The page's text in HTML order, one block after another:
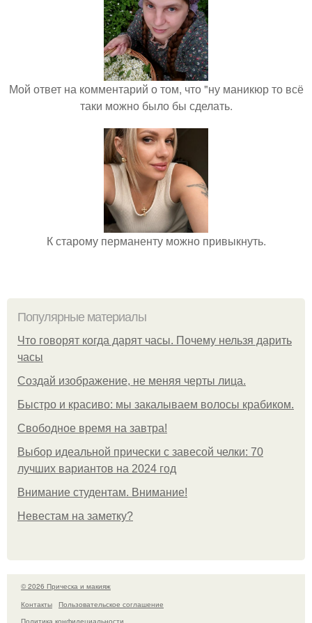
Мой ответ на комментарий о том, что "ну маникюр то всё
таки можно было бы сделать.
К старому перманенту можно привыкнуть.
Популярные материалы
Что говорят когда дарят часы. Почему нельзя дарить
часы
Создай изображение, не меняя черты лица.
Быстро и красиво: мы закалываем волосы крабиком.
Свободное время на завтра!
Выбор идеальной прически с завесой челки: 70
лучших вариантов на 2024 год
Внимание студентам. Внимание!
Невестам на заметку?
© 2026 Прическа и макияж
Контакты
Пользовательское соглашение
Политика конфидециальности